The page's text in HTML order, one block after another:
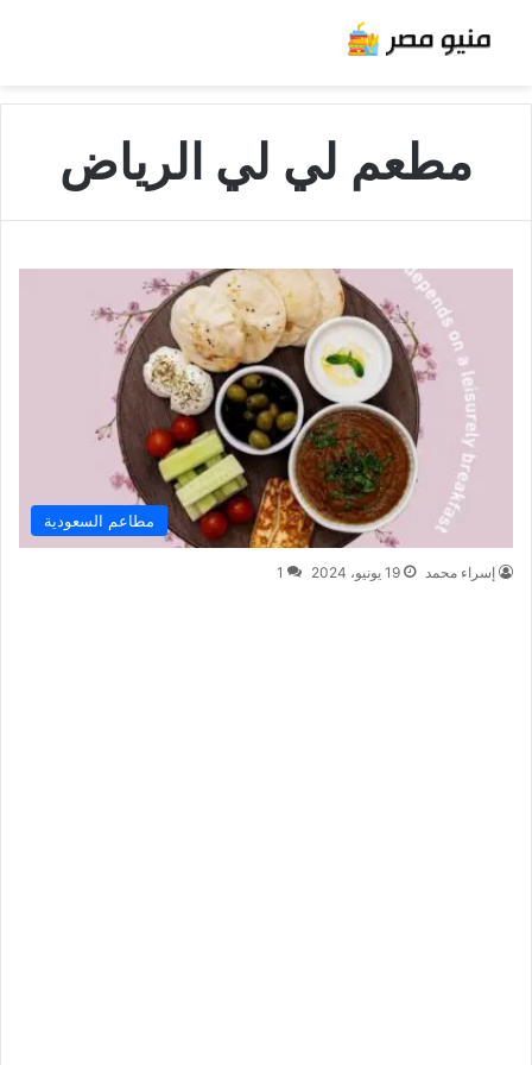
مطعم لي لي الرياض
مطاعم السعودية
إسراء محمد 19 يونيو، 2024 1